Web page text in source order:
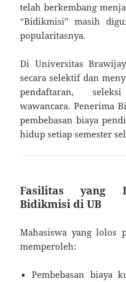
telah berkembang
“Bidikmisi” masih
popularitasnya.
Di Universitas
secara selektif dan
pendaftaran,
wawancara. Penerima
pembebasan biaya
hidup setiap semester
Fasilitas yang
Bidikmisi di UB
Mahasiswa yang lolos
memperoleh:
Pembebasan biaya